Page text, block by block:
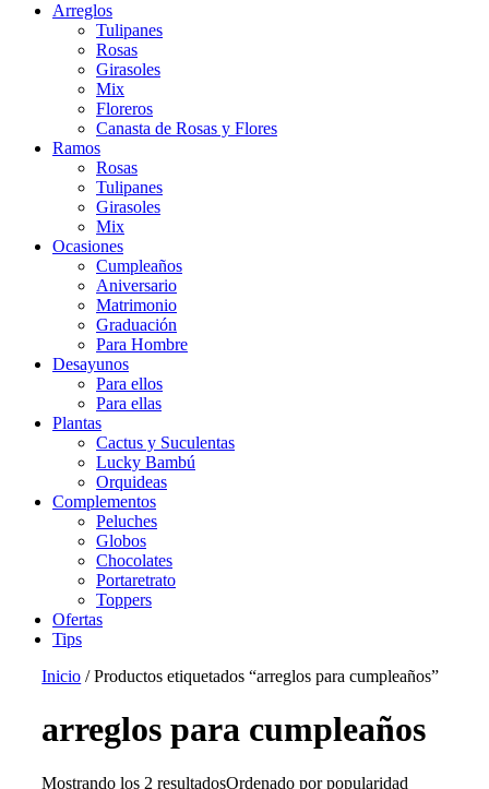
Arreglos
Tulipanes
Rosas
Girasoles
Mix
Floreros
Canasta de Rosas y Flores
Ramos
Rosas
Tulipanes
Girasoles
Mix
Ocasiones
Cumpleaños
Aniversario
Matrimonio
Graduación
Para Hombre
Desayunos
Para ellos
Para ellas
Plantas
Cactus y Suculentas
Lucky Bambú
Orquideas
Complementos
Peluches
Globos
Chocolates
Portaretrato
Toppers
Ofertas
Tips
Inicio / Productos etiquetados “arreglos para cumpleaños”
arreglos para cumpleaños
Mostrando los 2 resultadosOrdenado por popularidad